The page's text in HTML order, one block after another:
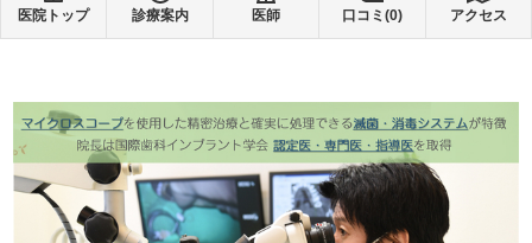
医院トップ 診療案内 医師 口コミ(0) アクセス